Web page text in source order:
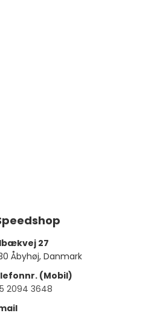
27
Åbyhøj, Danmark
(Mobil)
2094 3648